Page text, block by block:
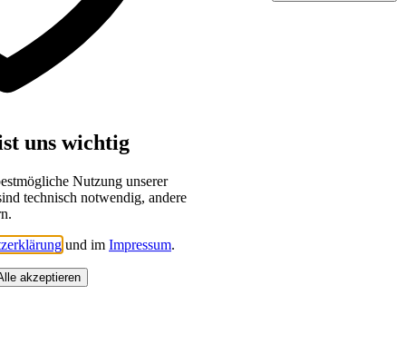
uns wichtig
Nutzung unserer
technisch notwendig, andere
und im Impressum.
akzeptieren